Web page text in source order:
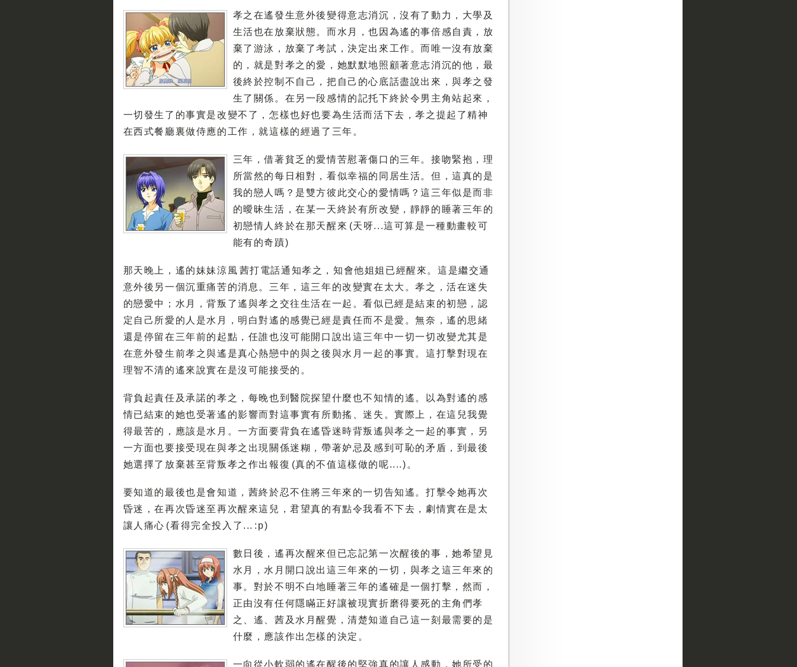
孝之在遙發生意外後變得意志消沉，沒有了動力，大學及
生活也在放棄狀態。而水月，也因為遙的事倍感自責，放
棄了游泳，放棄了考試，決定出來工作。而唯一沒有放棄
的，就是對孝之的愛，她默默地照顧著意志消沉的他，最
後終於控制不自己，把自己的心底話盡說出來，與孝之發
生了關係。在另一段感情的記托下終於令男主角站起來，
一切發生了的事實是改變不了，怎樣也好也要為生活而活下去，孝之提起了精神
在西式餐廳裏做侍應的工作，就這樣的經過了三年。
三年，借著貧乏的愛情苦慰著傷口的三年。接吻緊抱，理
所當然的每日相對，看似幸福的同居生活。但，這真的是
我的戀人嗎？是雙方彼此交心的愛情嗎？這三年似是而非
的曖昧生活，在某一天終於有所改變，靜靜的睡著三年的
初戀情人終於在那天醒來 (天呀...這可算是一種動畫較可
能有的奇蹟)
那天晚上，遙的妹妹涼風 茜打電話通知孝之，知會他姐姐已經醒來。這是繼交通
意外後另一個沉重痛苦的消息。三年，這三年的改變實在太大。孝之，活在迷失
的戀愛中；水月，背叛了遙與孝之交往生活在一起。看似已經是結束的初戀，認
定自己所愛的人是水月，明白對遙的感覺已經是責任而不是愛。無奈，遙的思緒
還是停留在三年前的起點，任誰也沒可能開口說出這三年中一切一切改變尤其是
在意外發生前孝之與遙是真心熱戀中的與之後與水月一起的事實。這打擊對現在
理智不清的遙來說實在是沒可能接受的。
背負起責任及承諾的孝之，每晚也到醫院探望什麼也不知情的遙。以為對遙的感
情已結束的她也受著遙的影響而對這事實有所動搖、迷失。實際上，在這兒我覺
得最苦的，應該是水月。一方面要背負在遙昏迷時背叛遙與孝之一起的事實，另
一方面也要接受現在與孝之出現關係迷糊，帶著妒忌及感到可恥的矛盾，到最後
她選擇了放棄甚至背叛孝之作出報復 (真的不值這樣做的呢....)。
要知道的最後也是會知道，茜終於忍不住將三年來的一切告知遙。打擊令她再次
昏迷，在再次昏迷至再次醒來這兒，君望真的有點令我看不下去，劇情實在是太
讓人痛心 (看得完全投入了... :p)
數日後，遙再次醒來但已忘記第一次醒後的事，她希望見
水月，水月開口說出這三年來的一切，與孝之這三年來的
事。對於不明不白地睡著三年的遙確是一個打擊，然而，
正由沒有任何隱瞞正好讓被現實折磨得要死的主角們孝
之、遙、茜及水月醒覺，清楚知道自己這一刻最需要的是
什麼，應該作出怎樣的決定。
一向從小軟弱的遙在醒後的堅強真的讓人感動，她所受的